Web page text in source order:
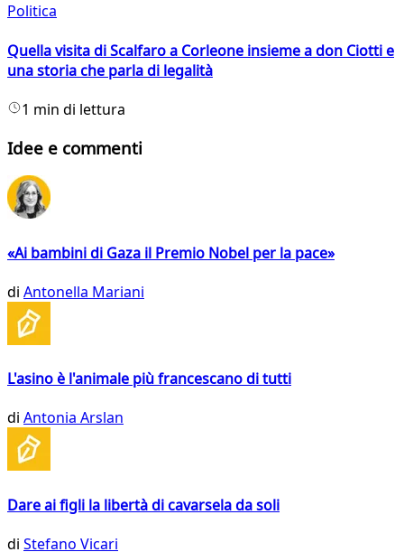
Politica
Quella visita di Scalfaro a Corleone insieme a don Ciotti e
una storia che parla di legalità
1 min di lettura
Idee e commenti
«Ai bambini di Gaza il Premio Nobel per la pace»
di Antonella Mariani
L'asino è l'animale più francescano di tutti
di Antonia Arslan
Dare ai figli la libertà di cavarsela da soli
di Stefano Vicari